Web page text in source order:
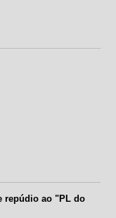
repúdio ao "PL do